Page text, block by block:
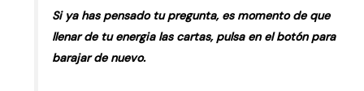
Si ya has pensado tu pregunta, es momento de que
llenar de tu energia las cartas, pulsa en el botón para
barajar de nuevo.